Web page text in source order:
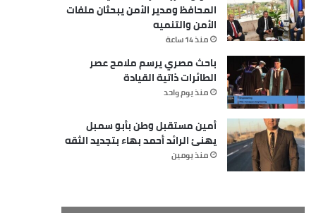
المحافظ ومدير الأمن يبحثان ملفات
الأمن والتنميه
منذ 14 ساعة
باحث مصري يرسم ملامح عصر
الطائرات ذاتية القيادة
منذ يوم واحد
أمين مستقبل وطن بأبو سمبل
يهنئ الرائد أحمد بهاء بتجديد الثقه
منذ يومين